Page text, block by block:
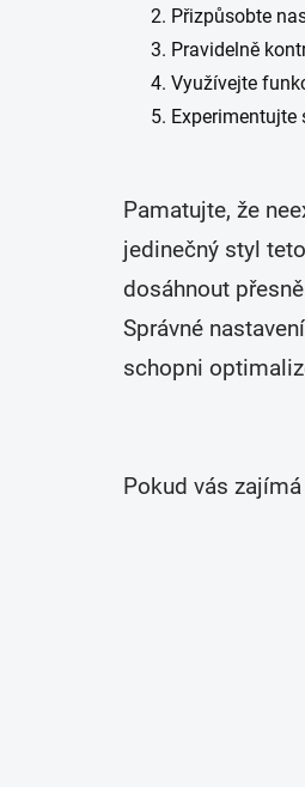
Přizpůsobte
Pravidelně
Využívejte
Pamatujte, že
jedinečný styl
dosáhnout
Správné
schopni
Pokud vás